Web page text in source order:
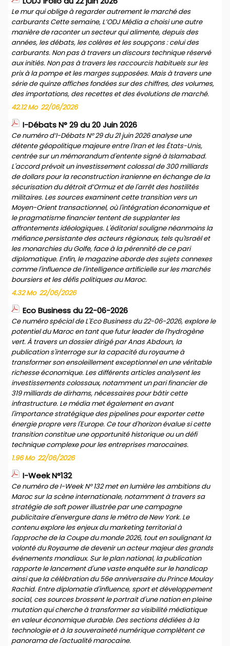
Le mur qui oblige à regarder autrement le marché des
carburants Cette semaine, L’ODJ Média a choisi une autre
manière de raconter un secteur qui alimente, depuis des
années, les débats, les colères et les soupçons : celui des
carburants. Non pas à travers un discours technique réservé
aux initiés. Non pas à travers les raccourcis habituels sur les
prix à la pompe et les marges supposées. Mais à travers une
série de quinze affiches fondées sur des chiffres, des volumes,
des importations, des recettes et des évolutions de marché.
42.12 Mo 22/06/2026
I-Débats N° 29 du 20 Juin 2026
Ce numéro d’I-Débats N° 29 du 21 juin 2026 analyse une
détente géopolitique majeure entre l'Iran et les États-Unis,
centrée sur un mémorandum d'entente signé à Islamabad.
L'accord prévoit un investissement colossal de 300 milliards
de dollars pour la reconstruction iranienne en échange de la
sécurisation du détroit d’Ormuz et de l'arrêt des hostilités
militaires. Les sources examinent cette transition vers un
Moyen-Orient transactionnel, où l'intégration économique et
le pragmatisme financier tentent de supplanter les
affrontements idéologiques. L'éditorial souligne néanmoins la
méfiance persistante des acteurs régionaux, tels qu'Israël et
les monarchies du Golfe, face à la pérennité de ce pari
diplomatique. Enfin, le magazine aborde des sujets connexes
comme l'influence de l'intelligence artificielle sur les marchés
boursiers et les défis politiques au Maroc.
4.32 Mo 22/06/2026
Eco Business du 22-06-2026
Ce numéro spécial de L'Eco Business du 22-06-2026, explore le
potentiel du Maroc en tant que futur leader de l'hydrogène
vert. À travers un dossier dirigé par Anas Abdoun, la
publication s'interroge sur la capacité du royaume à
transformer son ensoleillement exceptionnel en une véritable
richesse économique. Les différents articles analysent les
investissements colossaux, notamment un pari financier de
319 milliards de dirhams, nécessaires pour bâtir cette
infrastructure. Le média met également en avant
l'importance stratégique des pipelines pour exporter cette
énergie propre vers l'Europe. Ce tour d'horizon évalue si cette
transition constitue une opportunité historique ou un défi
technique complexe pour les entreprises marocaines.
1.96 Mo 22/06/2026
I-Week N°132
Ce numéro de I-Week N° 132 met en lumière les ambitions du
Maroc sur la scène internationale, notamment à travers sa
stratégie de soft power illustrée par une campagne
publicitaire d'envergure dans le métro de New York. Le
contenu explore les enjeux du marketing territorial à
l'approche de la Coupe du monde 2026, tout en soulignant la
volonté du Royaume de devenir un acteur majeur des grands
événements mondiaux. Sur le plan national, la publication
rapporte le lancement d'une vaste enquête sur le handicap
ainsi que la célébration du 56e anniversaire du Prince Moulay
Rachid. Entre diplomatie d'influence, sport et développement
social, ces sources brossent le portrait d'une nation en pleine
mutation qui cherche à transformer sa visibilité médiatique
en valeur économique durable. Des sections dédiées à la
technologie et à la souveraineté numérique complètent ce
panorama de l'actualité marocaine.